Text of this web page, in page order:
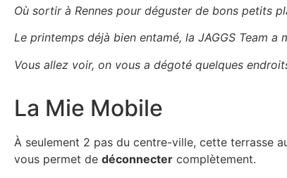
Où sortir à Rennes pour déguster de bons petits
Le printemps déjà bien entamé, la JAGGS Team a
Vous allez voir, on vous a dégoté quelques
La Mie Mobile
À seulement 2 pas du centre-ville, cette terrasse
vous permet de déconnecter complètement.